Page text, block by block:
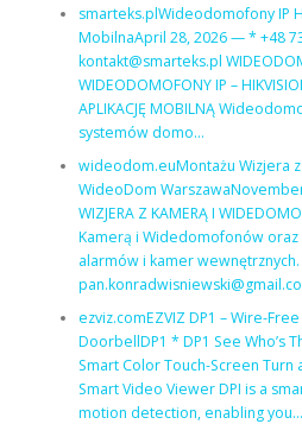
smarteks.plWideodomofony IP
MobilnaApril 28, 2026 — * +48
kontakt@smarteks.pl
WIDEODOMOFONY IP –
APLIKACJĘ MOBILNĄ
systemów domo…
wideodom.euMontażu Wizjera
WideoDom
WIZJERA Z KAMERĄ I
Kamerą i Widedomofonów
alarmów i kamer wewnętrznych.
ezviz.comEZVIZ DP1 – Wire-
DoorbellDP1 * DP1 See Who’s
Smart Color Touch-Screen
Smart Video Viewer DPI is a
motion detection, enabling you…